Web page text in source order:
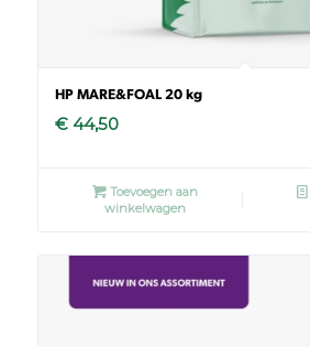
HP MARE&FOAL 20 kg
€44,50
Toevoegen aan
winkelwagen